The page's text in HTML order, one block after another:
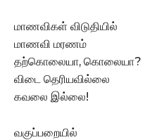
மாணவிகள் விடுதியில்
மாணவி மரணம்
தற்கொலையா, கொலையா?
விடை தெரியவில்லை
கவலை இல்லை!
வகுப்பறையில்